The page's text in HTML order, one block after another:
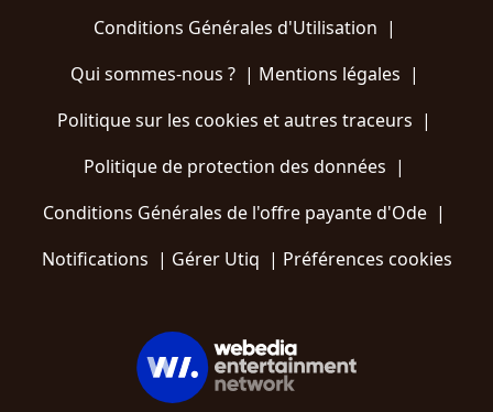
Conditions Générales d'Utilisation |
Qui sommes-nous ?| Mentions légales |
Politique sur les cookies et autres traceurs |
Politique de protection des données |
Conditions Générales de l'offre payante d'Ode |
Notifications | Gérer Utiq | Préférences cookies